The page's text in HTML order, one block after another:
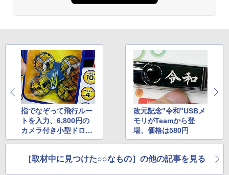
指でなぞって飛行ルー
トを入力、6,800円の
カメラ付き小型ドロー
ン
改元記念"令和"USBメ
モリがTeamから登
場、価格は580円
［取材中に見つけた○○なもの］の他の記事を見る